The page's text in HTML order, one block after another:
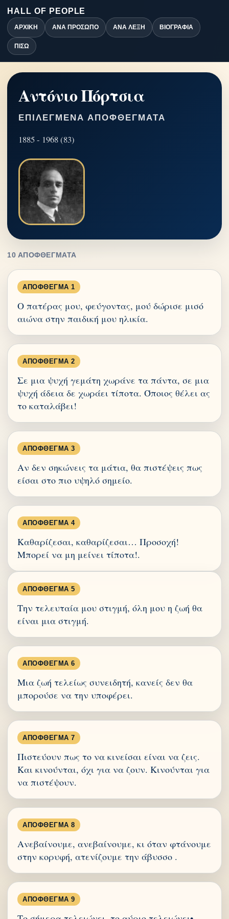
HALL OF PEOPLE
ΑΡΧΙΚΉ ΑΝΆ ΠΡΌΣΩΠΟ ΑΝΆ ΛΈΞΗ ΒΙΟΓΡΑΦΊΑ
ΠΊΣΩ
Αντόνιο Πόρτσια
ΕΠΙΛΕΓΜΈΝΑ ΑΠΟΦΘΈΓΜΑΤΑ
1885 - 1968 (83)
10 ΑΠΟΦΘΈΓΜΑΤΑ
ΑΠΌΦΘΕΓΜΑ 1
Ο πατέρας μου, φεύγοντας, μού δώρισε μισό
αιώνα στην παιδική μου ηλικία.
ΑΠΌΦΘΕΓΜΑ 2
Σε μια ψυχή γεμάτη χωράνε τα πάντα, σε μια
ψυχή άδεια δε χωράει τίποτα. Όποιος θέλει ας
το καταλάβει!
ΑΠΌΦΘΕΓΜΑ 3
Αν δεν σηκώνεις τα μάτια, θα πιστέψεις πως
είσαι στο πιο υψηλό σημείο.
ΑΠΌΦΘΕΓΜΑ 4
Καθαρίζεσαι, καθαρίζεσαι… Προσοχή!
Μπορεί να μη μείνει τίποτα!.
ΑΠΌΦΘΕΓΜΑ 5
Την τελευταία μου στιγμή, όλη μου η ζωή θα
είναι μια στιγμή.
ΑΠΌΦΘΕΓΜΑ 6
Μια ζωή τελείως συνειδητή, κανείς δεν θα
μπορούσε να την υποφέρει.
ΑΠΌΦΘΕΓΜΑ 7
Πιστεύουν πως το να κινείσαι είναι να ζεις.
Και κινούνται, όχι για να ζουν. Κινούνται για
να πιστέψουν.
ΑΠΌΦΘΕΓΜΑ 8
Ανεβαίνουμε, ανεβαίνουμε, κι όταν φτάνουμε
στην κορυφή, ατενίζουμε την άβυσσο .
ΑΠΌΦΘΕΓΜΑ 9